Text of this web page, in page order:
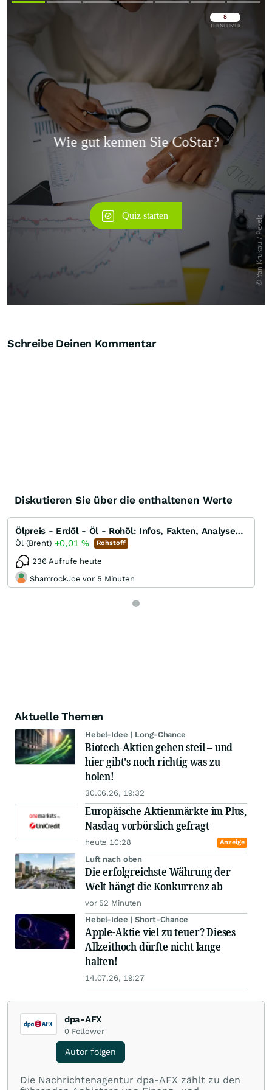
Überspringen
Schreibe Deinen Kommentar
Diskutieren Sie über die enthaltenen Werte
Ölpreis - Erdöl - Öl - Rohöl: Infos, Fakten, Analysen, Charts und Ausblick
Öl (Brent) +0,01 % Rohstoff
236 Aufrufe heute
ShamrockJoe vor 5 Minuten
Aktuelle Themen
Hebel-Idee | Long-Chance
Biotech-Aktien gehen steil – und
hier gibt's noch richtig was zu
holen!
30.06.26, 19:32
Europäische Aktienmärkte im Plus,
Nasdaq vorbörslich gefragt
heute 10:28 Anzeige
Luft nach oben
Die erfolgreichste Währung der
Welt hängt die Konkurrenz ab
vor 52 Minuten
Hebel-Idee | Short-Chance
Apple-Aktie viel zu teuer? Dieses
Allzeithoch dürfte nicht lange
halten!
14.07.26, 19:27
dpa-AFX
0 Follower
Autor folgen
Die Nachrichtenagentur dpa-AFX zählt zu den